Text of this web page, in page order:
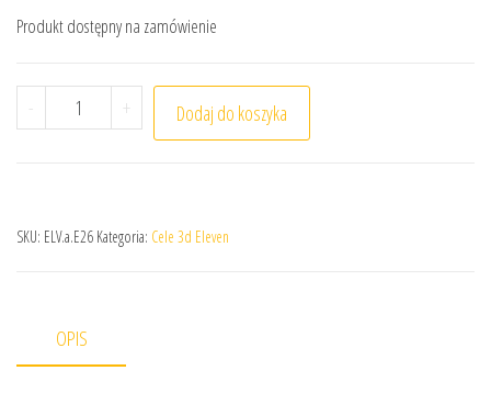
Produkt dostępny na zamówienie
- ilość Cel łuczniczy 3D Eleven Indyk
+ Dodaj do koszyka
SKU: ELV.a.E26 Kategoria: Cele 3d Eleven
OPIS